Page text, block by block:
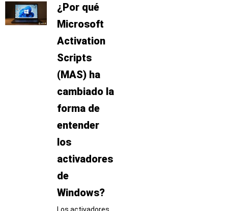
¿Por qué
Microsoft
Activation
Scripts
(MAS) ha
cambiado la
forma de
entender
los
activadores
de
Windows?
Los activadores